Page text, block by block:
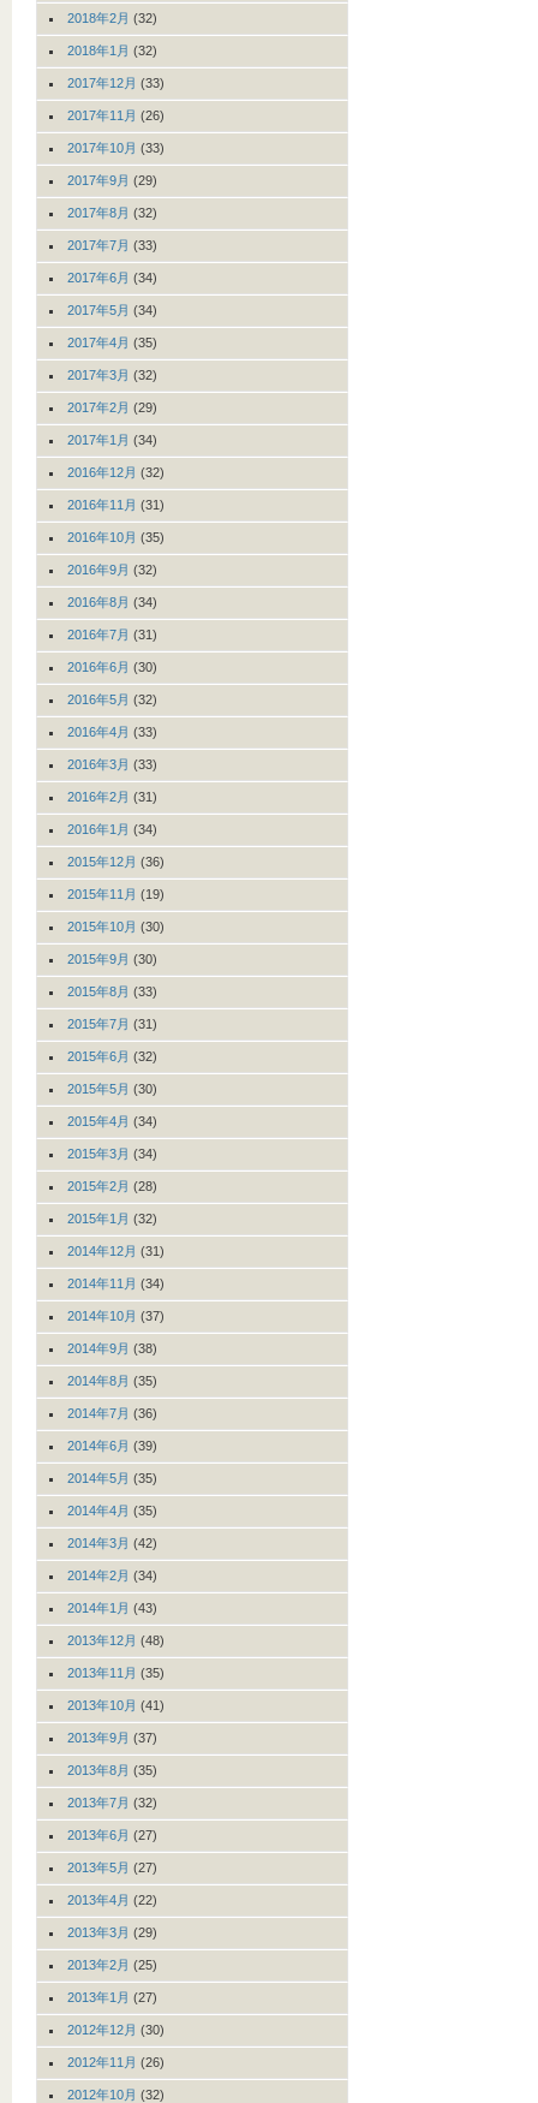
2018年2月 (32)
2018年1月 (32)
2017年12月 (33)
2017年11月 (26)
2017年10月 (33)
2017年9月 (29)
2017年8月 (32)
2017年7月 (33)
2017年6月 (34)
2017年5月 (34)
2017年4月 (35)
2017年3月 (32)
2017年2月 (29)
2017年1月 (34)
2016年12月 (32)
2016年11月 (31)
2016年10月 (35)
2016年9月 (32)
2016年8月 (34)
2016年7月 (31)
2016年6月 (30)
2016年5月 (32)
2016年4月 (33)
2016年3月 (33)
2016年2月 (31)
2016年1月 (34)
2015年12月 (36)
2015年11月 (19)
2015年10月 (30)
2015年9月 (30)
2015年8月 (33)
2015年7月 (31)
2015年6月 (32)
2015年5月 (30)
2015年4月 (34)
2015年3月 (34)
2015年2月 (28)
2015年1月 (32)
2014年12月 (31)
2014年11月 (34)
2014年10月 (37)
2014年9月 (38)
2014年8月 (35)
2014年7月 (36)
2014年6月 (39)
2014年5月 (35)
2014年4月 (35)
2014年3月 (42)
2014年2月 (34)
2014年1月 (43)
2013年12月 (48)
2013年11月 (35)
2013年10月 (41)
2013年9月 (37)
2013年8月 (35)
2013年7月 (32)
2013年6月 (27)
2013年5月 (27)
2013年4月 (22)
2013年3月 (29)
2013年2月 (25)
2013年1月 (27)
2012年12月 (30)
2012年11月 (26)
2012年10月 (32)